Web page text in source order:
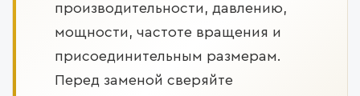
производительности, давлению,
мощности, частоте вращения и
присоединительным размерам.
Перед заменой сверяйте